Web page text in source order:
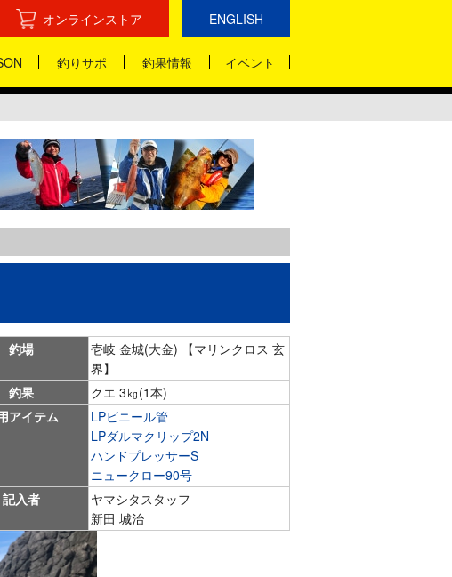
オンラインストア ENGLISH
釣りサポ 釣果情報 イベント
釣場
壱岐 金城(大金) 【マリンクロス 玄
界】
釣果
クエ 3㎏(1本)
アイテム
LPビニール管
LPダルマクリップ2N
ハンドプレッサーS
ニュークロー90号
記入者
ヤマシタスタッフ
新田 城治